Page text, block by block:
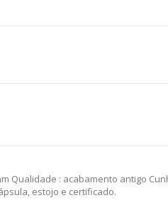
Qualidade : acabamento antigo
estojo e certificado.